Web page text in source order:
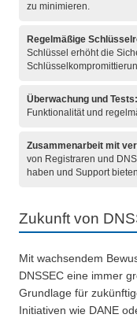
zu minimieren.
Regelmäßige
Schlüssel erhöht die
Überwachung und Tests:
Funktionalität und
Zusammenarbeit mit
von Registraren und
haben und Support
Zukunft von
Mit wachsendem
DNSSEC eine immer
Grundlage für
Initiativen wie DANE